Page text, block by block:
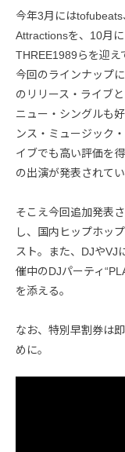
今年3月にはtofubeats
Attractionsを、10月
THREE1989らを迎え
今回のラインナップ
のリリース・ライブ
ニュー・シングルも
ンス・ミュージック
イブでも高い評価を
の出演が発表されてい
そこえ今回追加発表
し、国内ヒップホッ
スト。また、DJやVJ
催中のDJパーティ
を添える。
なお、特別早割券は
めに。